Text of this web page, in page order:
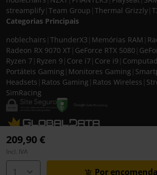
209,90 €
Incl. IVA
Por encomenda
streamplify Team Group Thermal Grizzly
Categorias Principais
noblechairs ThunderX3 Memórias RAM
Radeon RX 9070 XT GeForce RTX 5080
Ryzen 7 Ryzen 9 Core i7 Core i9
Portáteis Gaming Monitores Gaming
Headsets Ratos Gaming Ratos Wireless
SimRacing
© 2026 CASEKING IBERIA. TODOS OS DIREITOS
taxa em vigor para todos os produtos. As fotos
corresponder às configurações descritas. Preços e
alteração sem aviso prévio. A caseking Iberia
responsabilidade por eventuais erros publicados no